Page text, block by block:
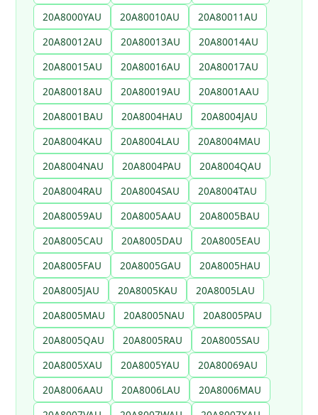
20A8000YAU
20A80010AU
20A80011AU
20A80012AU
20A80013AU
20A80014AU
20A80015AU
20A80016AU
20A80017AU
20A80018AU
20A80019AU
20A8001AAU
20A8001BAU
20A8004HAU
20A8004JAU
20A8004KAU
20A8004LAU
20A8004MAU
20A8004NAU
20A8004PAU
20A8004QAU
20A8004RAU
20A8004SAU
20A8004TAU
20A80059AU
20A8005AAU
20A8005BAU
20A8005CAU
20A8005DAU
20A8005EAU
20A8005FAU
20A8005GAU
20A8005HAU
20A8005JAU
20A8005KAU
20A8005LAU
20A8005MAU
20A8005NAU
20A8005PAU
20A8005QAU
20A8005RAU
20A8005SAU
20A8005XAU
20A8005YAU
20A80069AU
20A8006AAU
20A8006LAU
20A8006MAU